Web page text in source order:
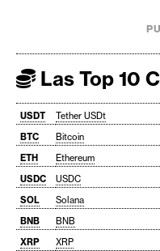
Las Top 10
USDT Tether USDt
BTC
Bitcoin
ETH
Ethereum
USDC
USDC
SOL
Solana
BNB
BNB
XRP
XRP